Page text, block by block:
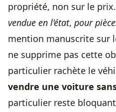
propriété, non sur le
vendue en l’état, pour
mention manuscrite sur
ne supprime pas cette
particulier rachète le
vendre une voiture
particulier reste